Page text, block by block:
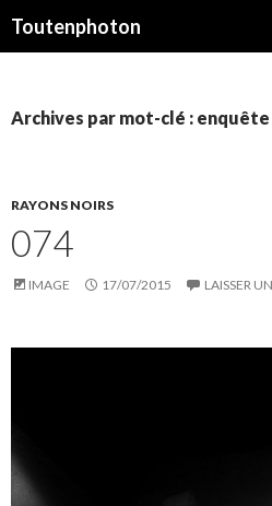
Toutenphoton
Archives par mot-clé : enquête
RAYONS NOIRS
074
IMAGE 17/07/2015 LAISSER